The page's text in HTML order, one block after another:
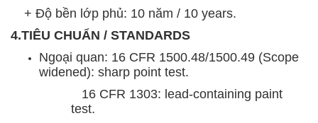
+ Độ bền lớp phủ: 10 năm / 10 years.
4.TIÊU CHUẨN / STANDARDS
Ngoại quan: 16 CFR 1500.48/1500.49 (Scope
widened): sharp point test.
16 CFR 1303: lead-containing paint
test.